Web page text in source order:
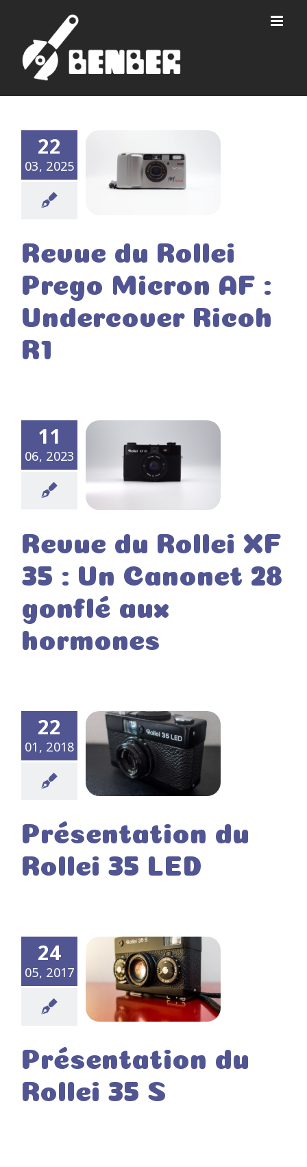
contenu
22
03, 2025
Revue du Rollei
Prego Micron AF :
Undercover Ricoh
R1
11
06, 2023
Revue du Rollei XF
35 : Un Canonet 28
gonflé aux
hormones
22
01, 2018
Présentation du
Rollei 35 LED
24
05, 2017
Présentation du
Rollei 35 S